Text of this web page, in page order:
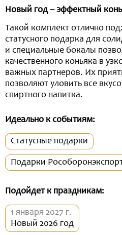
Новый год – эффектный
Такой комплект отлично
статусного подарка для
и специальные бокалы
качественного коньяка в
важных партнеров. Их
позволяют уловить все
спиртного напитка.
Идеально к событиям:
Статусные подарки
Подарки
Подойдет к праздникам:
1 января 2027 г.
Новый 2026 год